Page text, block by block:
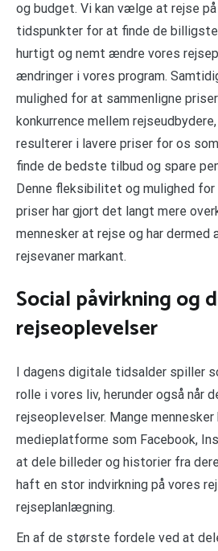
og budget. Vi kan vælge at rejse
tidspunkter for at finde de
hurtigt og nemt ændre vores
ændringer i vores program.
mulighed for at sammenligne
konkurrence mellem
resulterer i lavere priser for os
finde de bedste tilbud og spare
Denne fleksibilitet og mulighed
priser har gjort det langt mere
mennesker at rejse og har
rejsevaner markant.
Social påvirkning og
rejseoplevelser
I dagens digitale tidsalder spiller
rolle i vores liv, herunder også når
rejseoplevelser. Mange
medieplatforme som Facebook,
at dele billeder og historier fra
haft en stor indvirkning på vores
rejseplanlægning.
En af de største fordele ved at